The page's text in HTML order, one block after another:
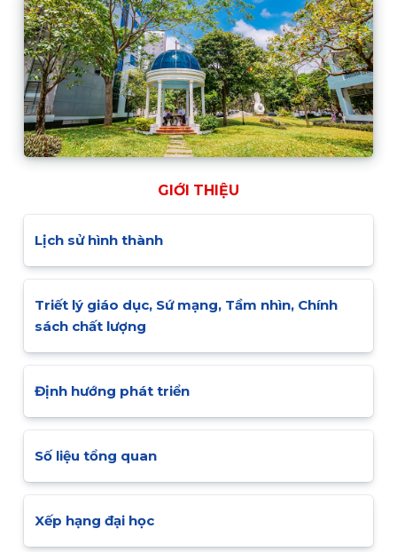
GIỚI THIỆU
Lịch sử hình thành
Triết lý giáo dục, Sứ mạng, Tầm nhìn, Chính
sách chất lượng
Định hướng phát triển
Số liệu tổng quan
Xếp hạng đại học